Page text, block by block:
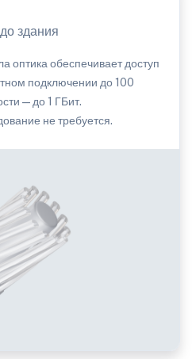
здания
оптика обеспечивает доступ
подключении до 100
— до 1 ГБит.
не требуется.